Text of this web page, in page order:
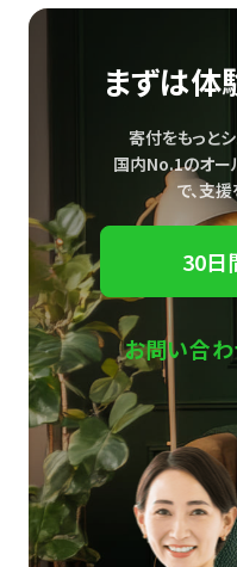
まずは体
寄付をもっとシ
国内No.1のオー
で、支援
30日
お問い合わ